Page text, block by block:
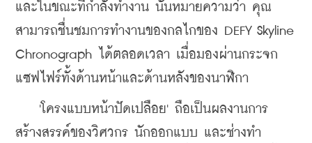
และในขณะที่กำลังทำงาน นั่นหมายความว่า คุณ
สามารถชื่นชมการทำงานของกลไกของ DEFY Skyline
Chronograph ได้ตลอดเวลา เมื่อมองผ่านกระจก
แซฟไฟร์ทั้งด้านหน้าและด้านหลังของนาฬิกา
'โครงแบบหน้าปัดเปลือย' ถือเป็นผลงานการ
สร้างสรรค์ของวิศวกร นักออกแบบ และช่างทำ